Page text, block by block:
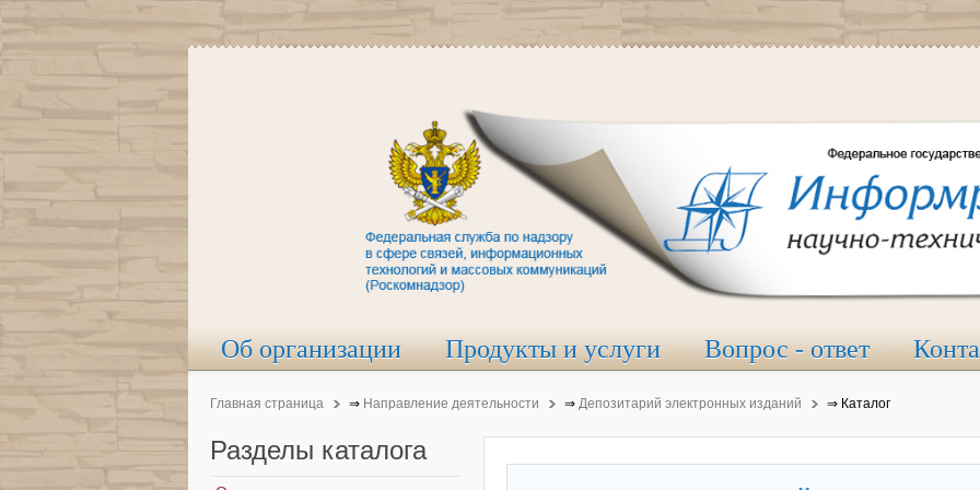
Об организации Продукты и услуги Вопрос - ответ
Главная страница ⇒ Направление деятельности ⇒ Депозитарий электронных изданий ⇒ Каталог
Разделы каталога